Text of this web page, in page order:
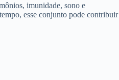
imunidade, sono e
esse conjunto pode contribuir